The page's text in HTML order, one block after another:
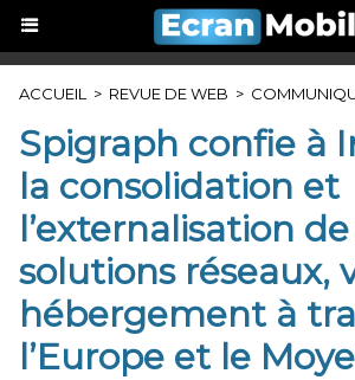
ACCUEIL > REVUE DE WEB >
Spigraph confie à
la consolidation et
l’externalisation de
solutions réseaux,
hébergement à
l’Europe et le